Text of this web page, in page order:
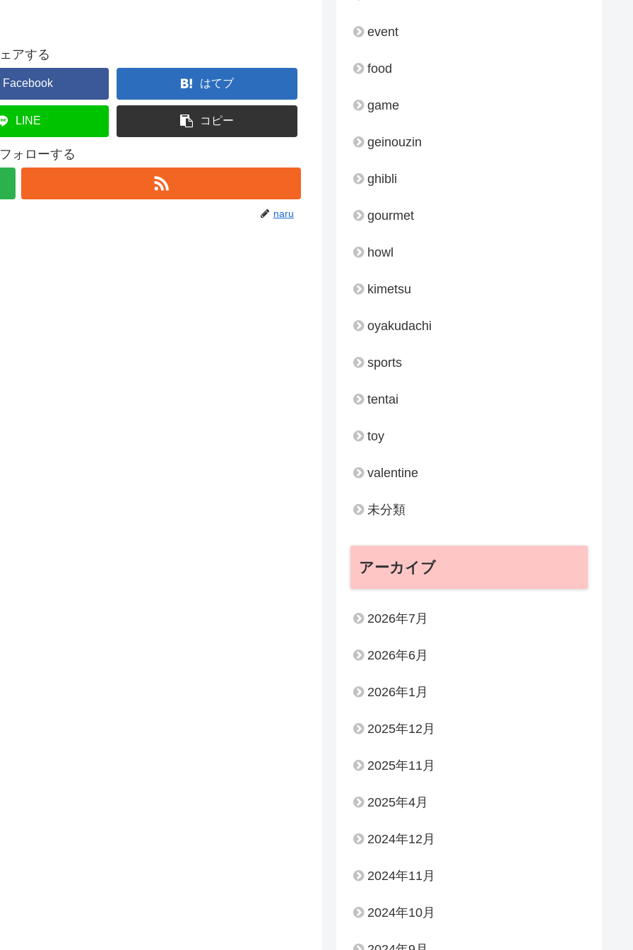
アする
Facebook はてブ
LINE コピー
ォローする
naru
event
food
game
geinouzin
ghibli
gourmet
howl
kimetsu
oyakudachi
sports
tentai
toy
valentine
未分類
アーカイブ
2026年7月
2026年6月
2026年1月
2025年12月
2025年11月
2025年4月
2024年12月
2024年11月
2024年10月